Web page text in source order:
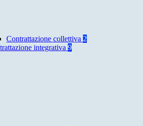
Contrattazione collettiva 2
integrativa 9